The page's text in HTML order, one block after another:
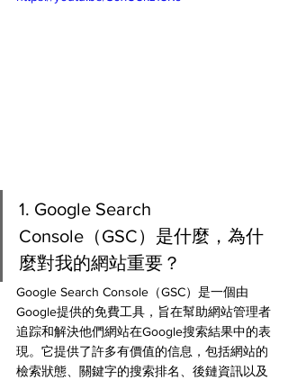
1. Google Search
Console（GSC）是什麼，為什
麼對我的網站重要？
Google Search Console（GSC）是一個由
Google提供的免費工具，旨在幫助網站管理者
追踪和解決他們網站在Google搜索結果中的表
現。它提供了許多有價值的信息，包括網站的
檢索狀態、關鍵字的搜索排名、後鏈資訊以及